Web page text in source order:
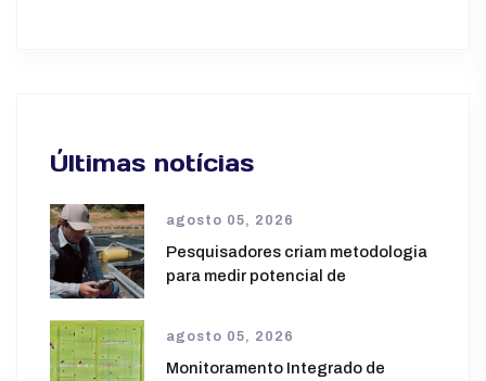
Últimas notícias
agosto 05, 2026
Pesquisadores criam metodologia
para medir potencial de
agosto 05, 2026
Monitoramento Integrado de